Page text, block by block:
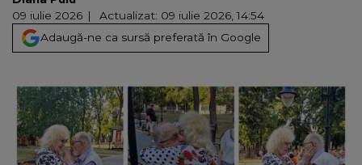
09 iulie 2026
Actualizat: 09 iulie 2026, 14:54
Adaugă-ne ca sursă preferată în Google